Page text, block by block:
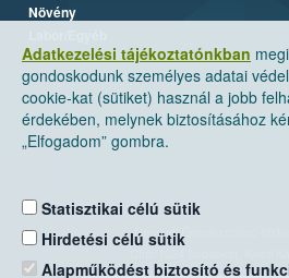
Adatkezelési tájékoztatónkban
gondoskodunk személyes adatai
cookie-kat (sütiket) használ a jobb
érdekében, melynek biztosításához
„Elfogadom” gombra.
Statisztikai célú sütik
Hirdetési célú sütik
Alapműködést biztosító és
Növény
Nemzeti Élelmiszerlánc-
Levelezési cím: 1525